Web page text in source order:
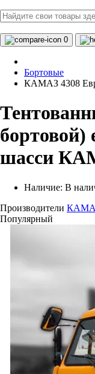
0
Бортовые
КАМАЗ 4308
бортовой)
шасси
Наличие: В
Производители
Популярный